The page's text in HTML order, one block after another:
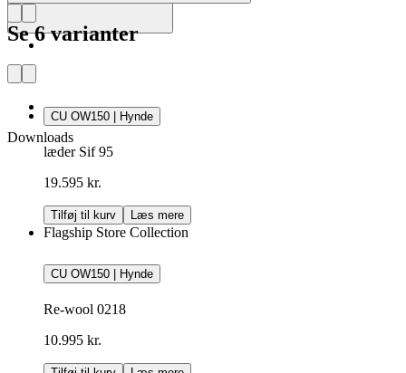
Downloads
Se 6 varianter
CU OW150 | Hynde
læder Sif 95
19.595 kr.
Tilføj til kurv Læs mere
Flagship Store Collection
CU OW150 | Hynde
Re-wool 0218
10.995 kr.